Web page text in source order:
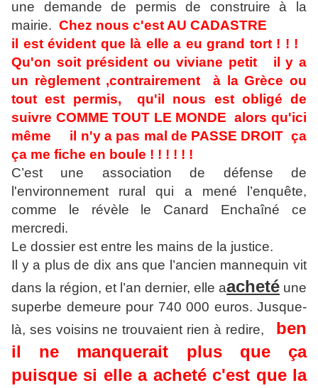
une demande de permis de construire à la
mairie. Chez nous c'est AU CADASTRE
il est évident que là elle a eu grand tort ! ! !
Qu'on soit président ou viviane petit il y a
un règlement ,contrairement à la Grèce ou
tout est permis, qu'il nous est obligé de
suivre COMME TOUT LE MONDE alors qu'ici
même il n'y a pas mal de PASSE DROIT ça
ça me fiche en boule ! ! ! ! ! !
C’est une association de défense de
l'environnement rural qui a mené l’enquête,
comme le révèle le Canard Enchaîné ce
mercredi.
Le dossier est entre les mains de la justice.
Il y a plus de dix ans que l’ancien mannequin vit
dans la région, et l’an dernier, elle aacheté une
superbe demeure pour 740 000 euros. Jusque-
là, ses voisins ne trouvaient rien à redire, ben
il ne manquerait plus que ça
puisque si elle a acheté c'est que la